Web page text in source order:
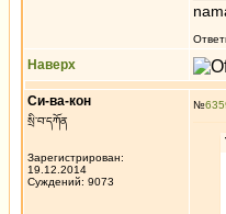
Наверх
Си-ва-кон
སྲི་བ་དཀོན
Зарегистрирован:
19.12.2014
Суждений: 9073
№